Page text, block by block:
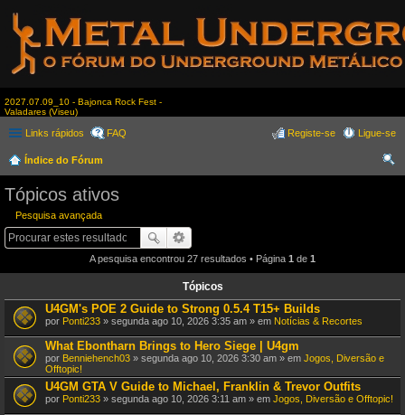
2027.07.09_10 - Bajonca Rock Fest -
Valadares (Viseu)
Links rápidos FAQ Ligue-se
Registe-se
Índice do Fórum
Tópicos ativos
Pesquisa avançada
A pesquisa encontrou 27 resultados • Página 1 de 1
Tópicos
U4GM's POE 2 Guide to Strong 0.5.4 T15+ Builds
por Ponti233 » segunda ago 10, 2026 3:35 am » em Notícias & Recortes
What Ebontharn Brings to Hero Siege | U4gm
por Benniehench03 » segunda ago 10, 2026 3:30 am » em Jogos, Diversão e
Offtopic!
U4GM GTA V Guide to Michael, Franklin & Trevor Outfits
por Ponti233 » segunda ago 10, 2026 3:11 am » em Jogos, Diversão e Offtopic!